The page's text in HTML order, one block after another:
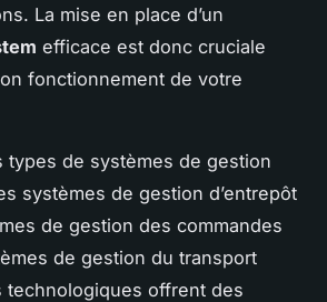
La mise en place d’un
efficace est donc cruciale
fonctionnement de votre
types de systèmes de gestion
systèmes de gestion d’entrepôt
de gestion des commandes
de gestion du transport
technologiques offrent des